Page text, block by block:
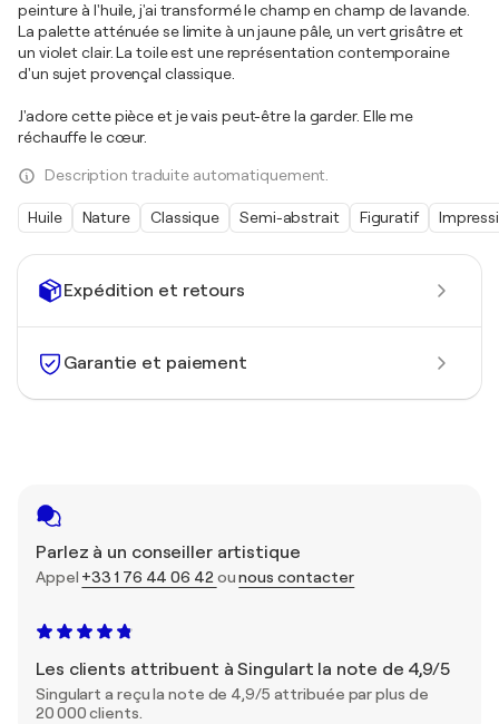
Expédition et retours
Garantie et paiement
Parlez à un conseiller artistique
Appel +33 1 76 44 06 42ounous contacter
Les clients attribuent à Singulart la note de 4,9/5
Singulart a reçu la note de 4,9/5 attribuée par plus de
20 000 clients.
peinture à l'huile, j'ai transformé le champ en champ de lavande.
La palette atténuée se limite à un jaune pâle, un vert grisâtre et
un violet clair. La toile est une représentation contemporaine
d'un sujet provençal classique.
J'adore cette pièce et je vais peut-être la garder. Elle me
réchauffe le cœur.
Description traduite automatiquement.
Huile Nature Classique Semi-abstrait Figuratif